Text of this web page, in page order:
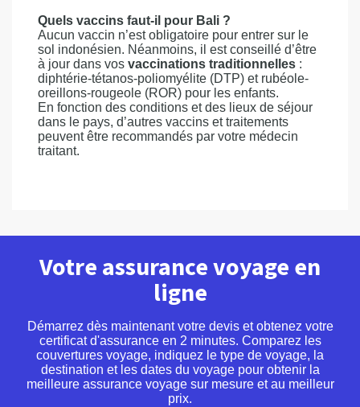
Quels vaccins faut-il pour Bali ?
Aucun vaccin n’est obligatoire pour entrer sur le
sol indonésien. Néanmoins, il est conseillé d’être
à jour dans vos vaccinations traditionnelles :
diphtérie-tétanos-poliomyélite (DTP) et rubéole-
oreillons-rougeole (ROR) pour les enfants.
En fonction des conditions et des lieux de séjour
dans le pays, d’autres vaccins et traitements
peuvent être recommandés par votre médecin
traitant.
Votre assurance voyage en
ligne
Démarrez dès maintenant votre devis et obtenez votre
certificat d'assurance en 2 minutes. Comparez les
couvertures voyage, indiquez le type de voyage, la
destination et les dates du voyage pour obtenir la
meilleure assurance voyage sur mesure et au meilleur
prix.